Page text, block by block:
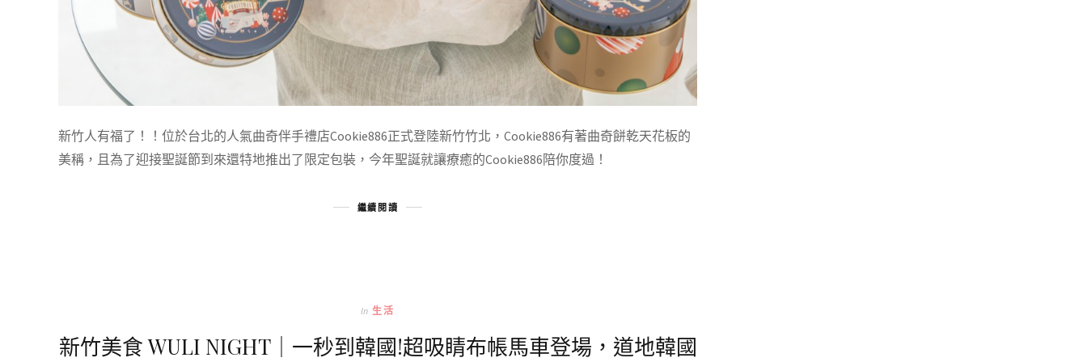
新竹人有福了！！位於台北的人氣曲奇伴手禮店Cookie886正式登陸新竹竹北，Cookie886有著曲奇餅乾天花板的
美稱，且為了迎接聖誕節到來還特地推出了限定包裝，今年聖誕就讓療癒的Cookie886陪你度過！
繼續閱讀
In 生活
新竹美食 WULI NIGHT｜一秒到韓國!超吸睛布帳馬車登場，道地韓國